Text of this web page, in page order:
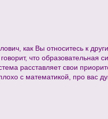
как Вы относитесь к
что
расставляет свои
с математикой, про вас